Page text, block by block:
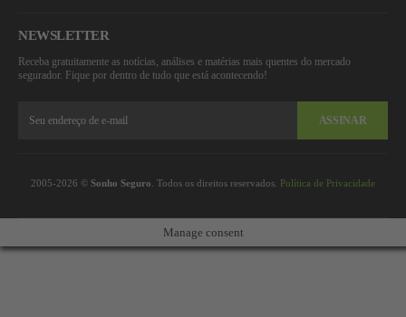
NEWSLETTER
Receba gratuitamente as notícias, análises e matérias mais quentes do mercado
segurador. Fique por dentro de tudo que está acontecendo!
ASSINAR
2005-2026 © Sonho Seguro . Todos os direitos reservados. Política de Privacidade
Manage consent